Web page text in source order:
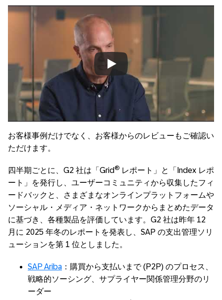
Always allow YouTube
お客様事例だけでなく、お客様からのレビューもご確認い
ただけます。
四半期ごとに、G2 社は「Grid® レポート」と「Index レポ
ート」を発行し、ユーザーコミュニティから収集したフィ
ードバックと、さまざまなオンラインプラットフォームや
ソーシャル・メディア・ネットワークからまとめたデータ
に基づき、各種製品を評価しています。G2 社は昨年 12
月に 2025 年冬のレポートを発表し、SAP の支出管理ソリ
ューションを第 1 位としました。
SAP Ariba ：購買から支払いまで (P2P) のプロセス、
戦略的ソーシング、サプライヤー関係管理分野のリ
ーダー